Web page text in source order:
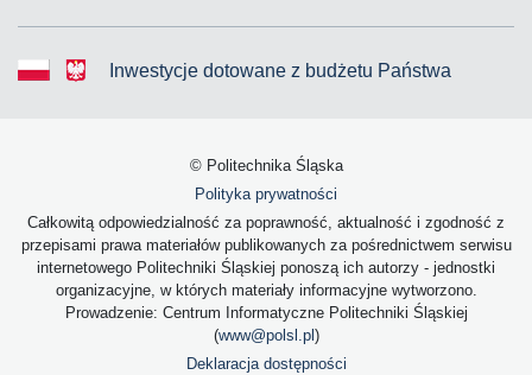
Inwestycje dotowane z budżetu Państwa
© Politechnika Śląska
Polityka prywatności
Całkowitą odpowiedzialność za poprawność, aktualność i zgodność z
przepisami prawa materiałów publikowanych za pośrednictwem serwisu
internetowego Politechniki Śląskiej ponoszą ich autorzy - jednostki
organizacyjne, w których materiały informacyjne wytworzono.
Prowadzenie: Centrum Informatyczne Politechniki Śląskiej
(www@polsl.pl )
Deklaracja dostępności